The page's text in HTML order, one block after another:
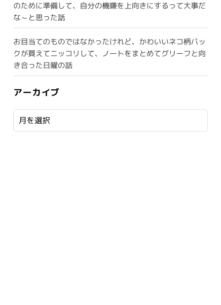
のために準備して、自分の機嫌を上向きにするって大事だ
な～と思った話
お目当てのものではなかったけれど、かわいいネコ柄バッ
クが買えてニッコリして、ノートをまとめてグリーフと向
き合った日曜の話
アーカイブ